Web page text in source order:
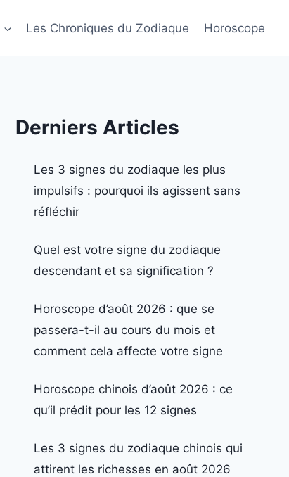
Les Chroniques du Zodiaque Horoscope
Derniers Articles
Les 3 signes du zodiaque les plus
impulsifs : pourquoi ils agissent sans
réfléchir
Quel est votre signe du zodiaque
descendant et sa signification ?
Horoscope d’août 2026 : que se
passera-t-il au cours du mois et
comment cela affecte votre signe
Horoscope chinois d’août 2026 : ce
qu’il prédit pour les 12 signes
Les 3 signes du zodiaque chinois qui
attirent les richesses en août 2026